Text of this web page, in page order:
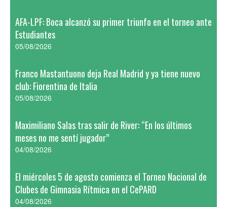
AFA-LPF: Boca alcanzó su primer triunfo en el torneo ante
Estudiantes
05/08/2026
Franco Mastantuono deja Real Madrid y ya tiene nuevo
club: Fiorentina de Italia
05/08/2026
Maximiliano Salas tras salir de River: “En los últimos
meses no me sentí jugador”
04/08/2026
El miércoles 5 de agosto comienza el Torneo Nacional de
Clubes de Gimnasia Rítmica en el CePARD
04/08/2026